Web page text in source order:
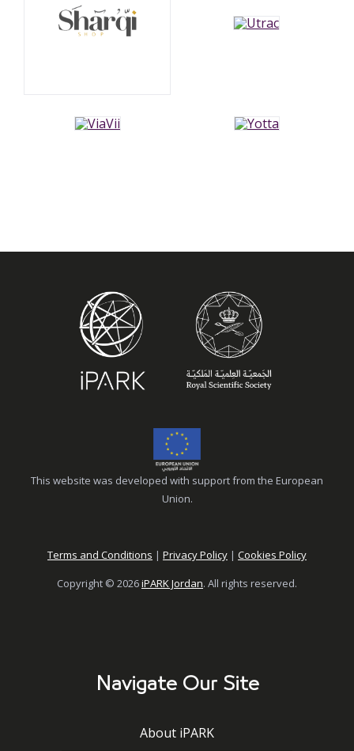
This website was developed with support from the European
Union.
Terms and Conditions | Privacy Policy | Cookies Policy
Copyright © 2026iPARK Jordan. All rights reserved.
Navigate Our Site
About iPARK